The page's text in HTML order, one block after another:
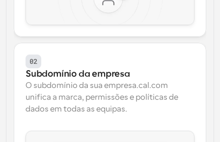
02
Subdomínio da empresa
O subdomínio da sua empresa.cal.com
unifica a marca, permissões e políticas de
dados em todas as equipas.